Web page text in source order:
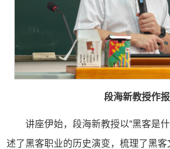
段海新教授作
讲座伊始，段海新教授以“黑客是
述了黑客职业的历史演变，梳理了黑